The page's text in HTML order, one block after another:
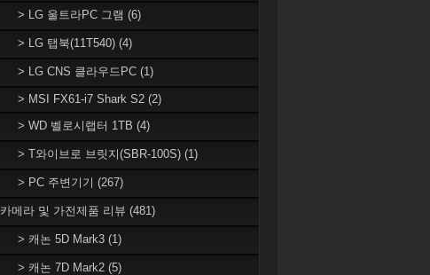
> LG 울트라PC 그램 (6)
> LG 탭북(11T540) (4)
> LG CNS 클라우드PC (1)
> MSI FX61-i7 Shark S2 (2)
> WD 벨로시랩터 1TB (4)
> T와이브로 브릿지(SBR-100S) (1)
> PC 주변기기 (267)
카메라 및 가전제품 리뷰 (481)
> 캐논 5D Mark3 (1)
> 캐논 7D Mark2 (5)